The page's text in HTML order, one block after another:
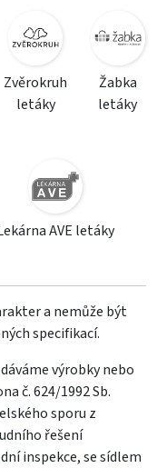
Zvěrokruh
letáky
Žabka
letáky
AVE letáky
a nemůže být
specifikací.
výrobky nebo
č. 624/1992 Sb.
sporu z
řešení
inspekce, se sídlem